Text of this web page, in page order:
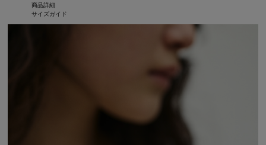
商品詳細
サイズガイド